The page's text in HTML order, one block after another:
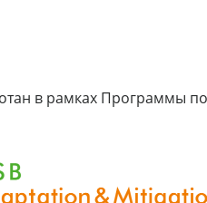
в рамках Программы